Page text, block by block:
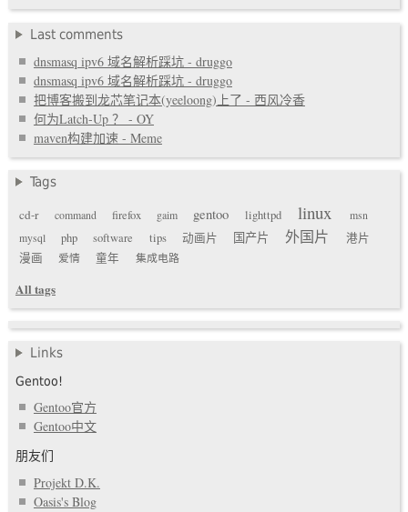
Last comments
dnsmasq ipv6 域名解析踩坑 - druggo
dnsmasq ipv6 域名解析踩坑 - druggo
把博客搬到龙芯笔记本(yeeloong)上了 - 西风冷香
何为Latch-Up ？ - OY
maven构建加速 - Meme
Tags
cd-r
command firefox gaim gentoo lighttpd linux
msn
mysql
php software tips 动画片 国产片 外国片
港片
漫画
爱情 童年 集成电路
All tags
Links
Gentoo!
Gentoo官方
Gentoo中文
朋友们
Projekt D.K.
Oasis's Blog